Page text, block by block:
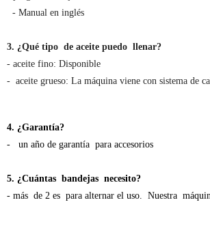
- Manual en inglés
3. ¿Qué tipo de aceite puedo llenar?
- aceite fino: Disponible
- aceite grueso: La máquina viene con sistema de
4. ¿Garantía?
- un año de garantía para accesorios
5. ¿Cuántas bandejas necesito?
- más de 2 es para alternar el uso. Nuestra